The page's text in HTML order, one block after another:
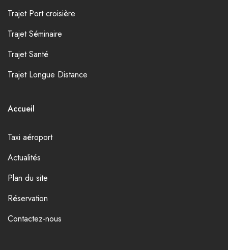
Trajet Port croisière
Trajet Séminaire
Trajet Santé
Trajet Longue Distance
Accueil
Taxi aéroport
Actualités
Plan du site
Réservation
Contactez-nous